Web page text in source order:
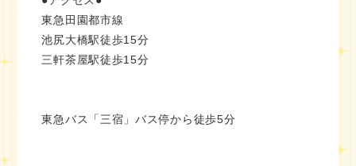
東急田園都市線
池尻大橋駅徒歩15分
三軒茶屋駅徒歩15分
東急バス「三宿」バス停から徒歩5分